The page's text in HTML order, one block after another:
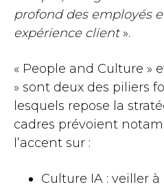
profond des employés
expérience client».
« People and Culture »
» sont deux des piliers
lesquels repose la
cadres prévoient
l’accent sur :
Culture IA : veiller à